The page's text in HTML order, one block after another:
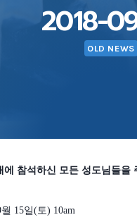
2018-
OLD NEWS
에 참석하신 모든 성도님들을
월 15일(토) 10am